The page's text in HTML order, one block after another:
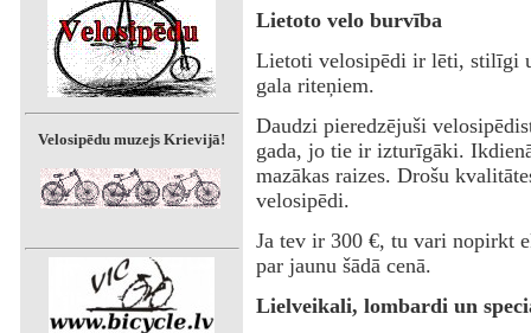
Velosipēdu muzejs Krievijā!
‌Lietoto velo burvība
‌Lietoti velosipēdi ir lēti, stilīgi
gala riteņiem.
‌Daudzi pieredzējuši
gada, jo tie ir izturīgāki.
mazākas raizes. Drošu
velosipēdi.
‌Ja tev ir 300 €, tu vari nopirkt
par jaunu šādā cenā.
‌Lielveikali, lombardi un